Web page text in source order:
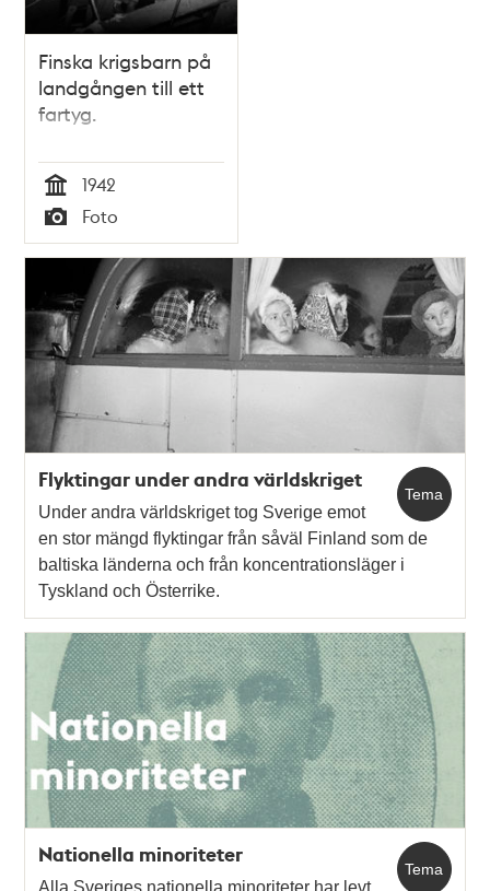
Finska krigsbarn på
landgången till ett
fartyg.
Tid
1942
Typ
Foto
Tema
Flyktingar under andra världskriget
Under andra världskriget tog Sverige emot
en stor mängd flyktingar från såväl Finland som de
baltiska länderna och från koncentrationsläger i
Tyskland och Österrike.
Tema
Nationella minoriteter